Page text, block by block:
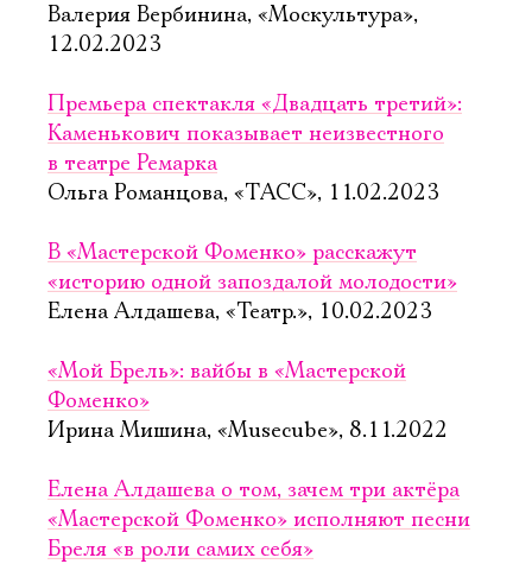
Валерия Вербинина, «Москультура»,
12.02.2023
Премьера спектакля «Двадцать третий»:
Каменькович показывает неизвестного
в театре Ремарка
Ольга Романцова, «ТАСС», 11.02.2023
В «Мастерской Фоменко» расскажут
«историю одной запоздалой молодости»
Елена Алдашева, «Театр.», 10.02.2023
«Мой Брель»: вайбы в «Мастерской
Фоменко»
Ирина Мишина, «Musecube», 8.11.2022
Елена Алдашева о том, зачем три актёра
«Мастерской Фоменко» исполняют песни
Бреля «в роли самих себя»